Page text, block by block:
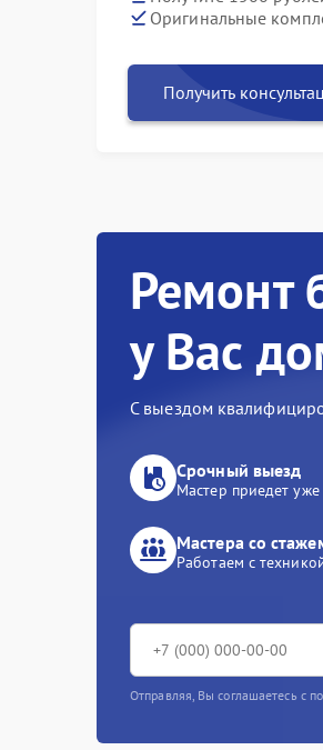
Оригинальные
Получить
Ремонт
у Вас
С выездом
Срочный выезд
Мастер приедет
Мастера со
Работаем с
Отправляя, Вы соглашаетесь с